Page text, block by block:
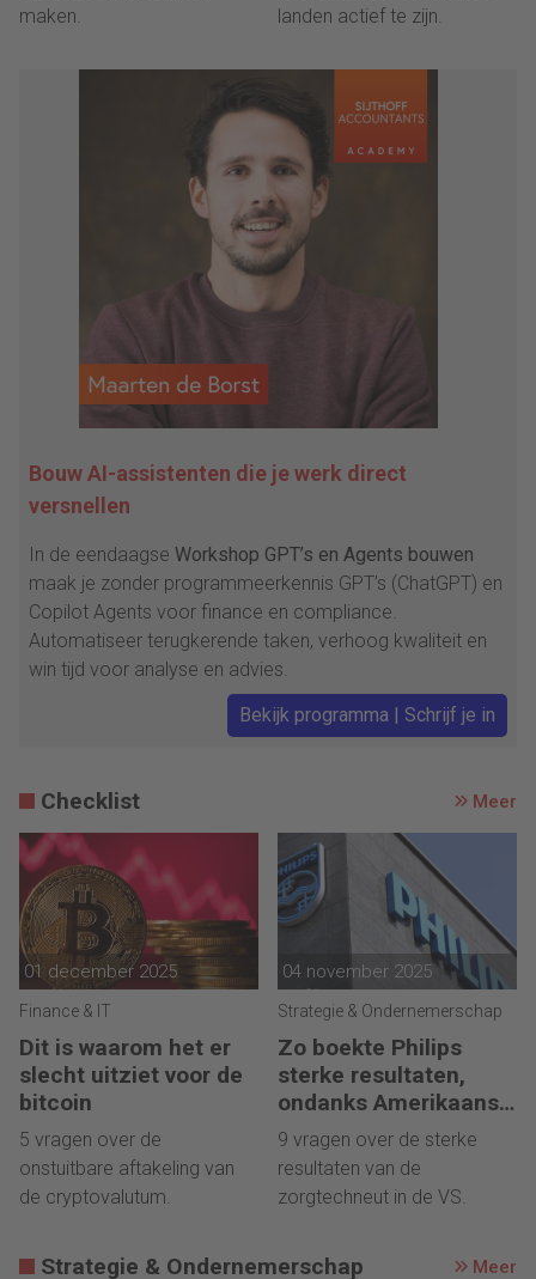
maken.
landen actief te zijn.
Bouw AI-assistenten die je werk direct
versnellen
In de eendaagse Workshop GPT’s en Agents bouwen
maak je zonder programmeerkennis GPT’s (ChatGPT) en
Copilot Agents voor finance en compliance.
Automatiseer terugkerende taken, verhoog kwaliteit en
win tijd voor analyse en advies.
Bekijk programma | Schrijf je in
Checklist Meer
01 december 2025
Finance & IT
Dit is waarom het er
slecht uitziet voor de
bitcoin
5 vragen over de
onstuitbare aftakeling van
de cryptovalutum.
04 november 2025
Strategie & Ondernemerschap
Zo boekte Philips
sterke resultaten,
ondanks Amerikaanse
importheffingen
9 vragen over de sterke
resultaten van de
zorgtechneut in de VS.
Strategie & Ondernemerschap Meer